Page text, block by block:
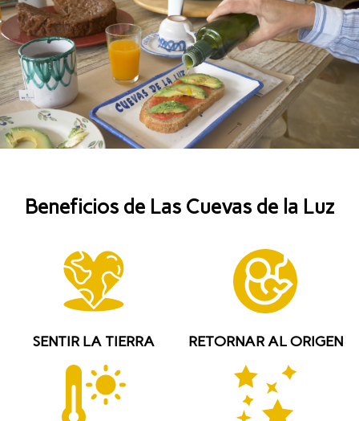
Beneficios de Las Cuevas de la Luz
SENTIR LA TIERRA RETORNAR AL ORIGEN